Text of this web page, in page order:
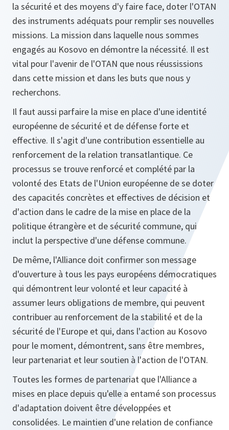
la sécurité et des moyens d'y faire face, doter l'OTAN
des instruments adéquats pour remplir ses nouvelles
missions. La mission dans laquelle nous sommes
engagés au Kosovo en démontre la nécessité. Il est
vital pour l'avenir de l'OTAN que nous réussissions
dans cette mission et dans les buts que nous y
recherchons.
Il faut aussi parfaire la mise en place d'une identité
européenne de sécurité et de défense forte et
effective. Il s'agit d'une contribution essentielle au
renforcement de la relation transatlantique. Ce
processus se trouve renforcé et complété par la
volonté des Etats de l'Union européenne de se doter
des capacités concrètes et effectives de décision et
d'action dans le cadre de la mise en place de la
politique étrangère et de sécurité commune, qui
inclut la perspective d'une défense commune.
De même, l'Alliance doit confirmer son message
d'ouverture à tous les pays européens démocratiques
qui démontrent leur volonté et leur capacité à
assumer leurs obligations de membre, qui peuvent
contribuer au renforcement de la stabilité et de la
sécurité de l'Europe et qui, dans l'action au Kosovo
pour le moment, démontrent, sans être membres,
leur partenariat et leur soutien à l'action de l'OTAN.
Toutes les formes de partenariat que l'Alliance a
mises en place depuis qu'elle a entamé son processus
d'adaptation doivent être développées et
consolidées. Le maintien d'une relation de confiance